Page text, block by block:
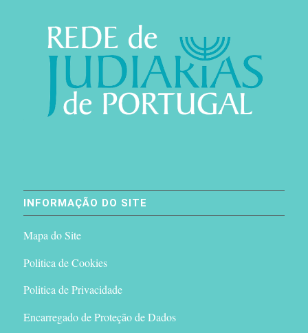
INFORMAÇÃO DO SITE
Mapa do Site
Politica de Cookies
Politica de Privacidade
Encarregado de Proteção de Dados